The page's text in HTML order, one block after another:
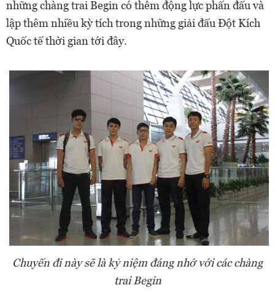
những chàng trai Begin có thêm động lực phấn đấu và
lập thêm nhiều kỳ tích trong những giải đấu Đột Kích
Quốc tế thời gian tới đây.
Chuyến đi này sẽ là kỷ niệm đáng nhớ với các chàng
trai Begin